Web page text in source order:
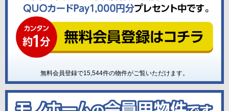
無料会員登録で15,544件の物件がご覧いただけます。